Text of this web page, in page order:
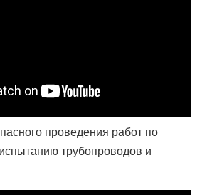
проведения работ по
трубопроводов и